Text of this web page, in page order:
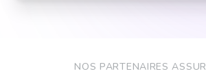
NOS PARTENAIRES